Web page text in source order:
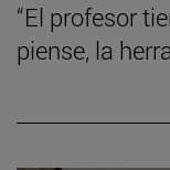
“El profesor
piense, la